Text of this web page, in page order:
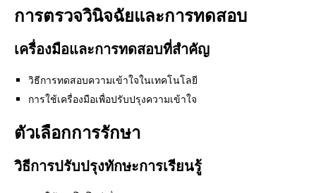
การตรวจวินิจฉัยและการทดสอบ
เครื่องมือและการทดสอบที่สำคัญ
วิธีการทดสอบความเข้าใจในเทคโนโลยี
การใช้เครื่องมือเพื่อปรับปรุงความเข้าใจ
ตัวเลือกการรักษา
วิธีการปรับปรุงทักษะการเรียนรู้